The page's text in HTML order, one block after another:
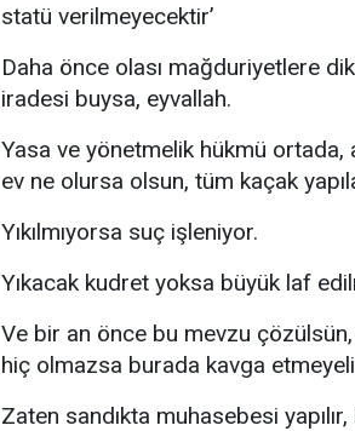
statü verilmeyecektir’
Daha önce olası mağduriyetlere
iradesi buysa, eyvallah.
Yasa ve yönetmelik hükmü ortada,
ev ne olursa olsun, tüm kaçak
Yıkılmıyorsa suç işleniyor.
Yıkacak kudret yoksa büyük laf
Ve bir an önce bu mevzu çözülsün,
hiç olmazsa burada kavga
Zaten sandıkta muhasebesi